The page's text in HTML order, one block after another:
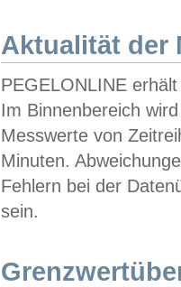
Aktualität der
PEGELONLINE
Im Binnenbereich
Messwerte von
Minuten.
Fehlern bei der
sein.